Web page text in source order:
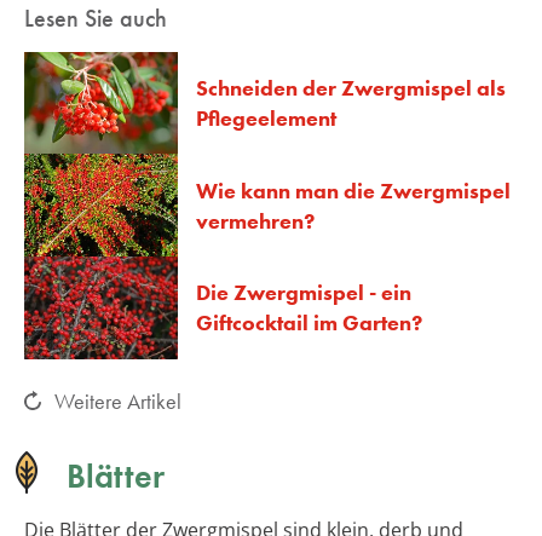
Lesen Sie auch
Schneiden der Zwergmispel als
Pflegeelement
Wie kann man die Zwergmispel
vermehren?
Die Zwergmispel - ein
Giftcocktail im Garten?
Weitere Artikel
Blätter
Die Blätter der Zwergmispel sind klein, derb und